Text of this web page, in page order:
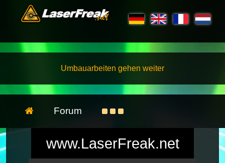
Umbauarbeiten gehen weiter
Forum
www.LaserFreak.net